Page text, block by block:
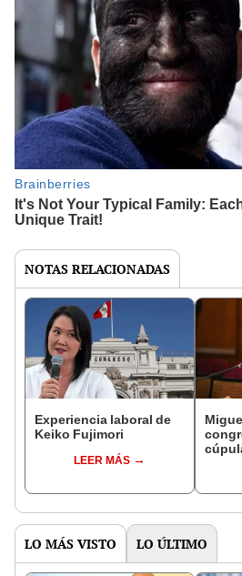
NOTAS RELACIONADAS
Experiencia laboral de
Keiko Fujimori
LEER MÁS
del
LO MÁS VISTO LO ÚLTIMO